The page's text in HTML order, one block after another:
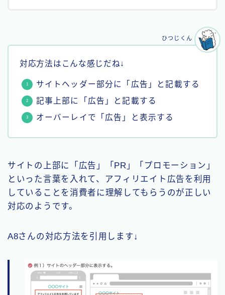
対応方法はこんな感じだね↓
サイトヘッダー部分に「広告」と記載する
記事上部に「広告」と記載する
オーバーレイで「広告」と表示する
ひつじくん
サイトの上部に「広告」「PR」「プロモーション」
といった言葉を入れて、アフィリエイト広告を利用
していることを消費者に理解してもらうのが正しい
対応のようです。
A8さんの対応方法を引用します↓